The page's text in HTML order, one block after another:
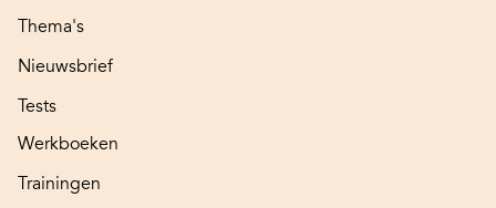
Thema's
Nieuwsbrief
Tests
Werkboeken
Trainingen